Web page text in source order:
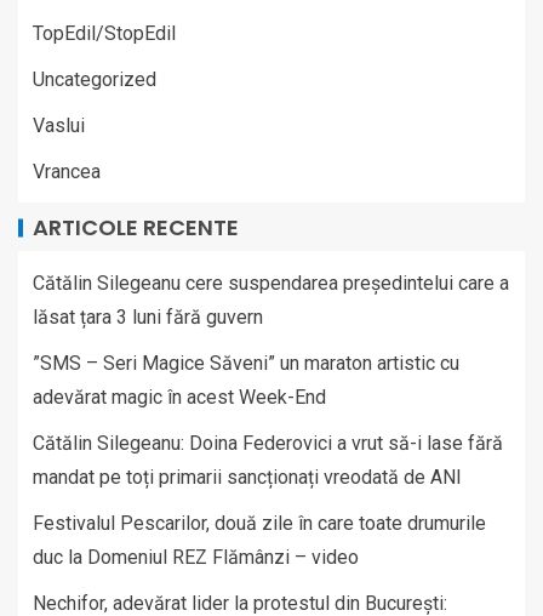
TopEdil/StopEdil
Uncategorized
Vaslui
Vrancea
ARTICOLE RECENTE
Cătălin Silegeanu cere suspendarea președintelui care a
lăsat țara 3 luni fără guvern
”SMS – Seri Magice Săveni” un maraton artistic cu
adevărat magic în acest Week-End
Cătălin Silegeanu: Doina Federovici a vrut să-i lase fără
mandat pe toți primarii sancționați vreodată de ANI
Festivalul Pescarilor, două zile în care toate drumurile
duc la Domeniul REZ Flămânzi – video
Nechifor, adevărat lider la protestul din București: